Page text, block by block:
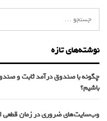
نوشته‌های تازه
چگونه با صندوق درآمد ثابت و
باشیم؟
وب‌سایت‌های ضروری در زمان قطعی